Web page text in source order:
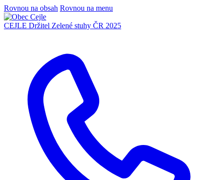
Rovnou na obsah Rovnou na menu
CEJLE Držitel Zelené stuhy ČR 2025